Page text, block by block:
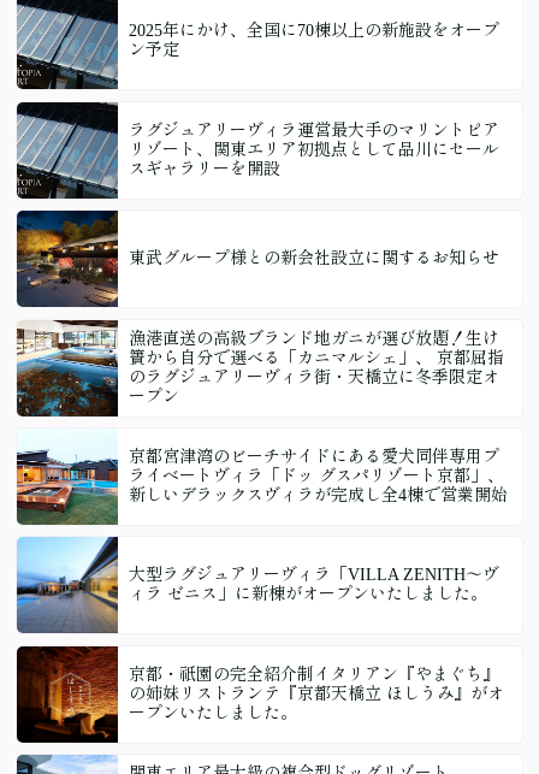
2025年にかけ、全国に70棟以上の新施設をオープ
ン予定
ラグジュアリーヴィラ運営最大手のマリントピア
リゾート、関東エリア初拠点として品川にセール
スギャラリーを開設
東武グループ様との新会社設立に関するお知らせ
漁港直送の高級ブランド地ガニが選び放題！生け
簀から自分で選べる「カニマルシェ」、 京都屈指
のラグジュアリーヴィラ街・天橋立に冬季限定オ
ープン
京都宮津湾のビーチサイドにある愛犬同伴専用プ
ライベートヴィラ「ドッ グスパリゾート京都」、
新しいデラックスヴィラが完成し全4棟で営業開始
大型ラグジュアリーヴィラ「VILLA ZENITH〜ヴ
ィラ ゼニス」に新棟がオープンいたしました。
京都・祇園の完全紹介制イタリアン『やまぐち』
の姉妹リストランテ『京都天橋立 ほしうみ』がオ
ープンいたしました。